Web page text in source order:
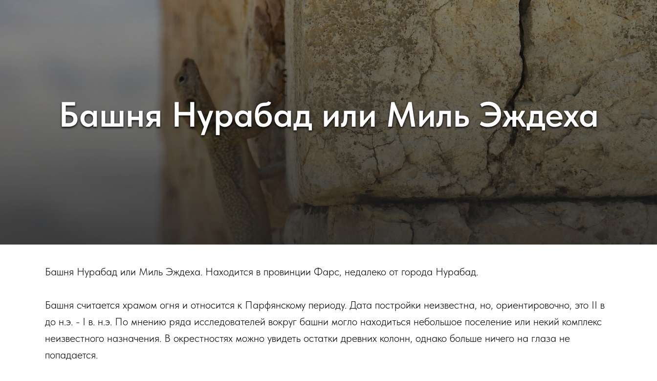
Башня Нурабад или Миль Эждеха
Башня Нурабад или Миль Эждеха. Находится в провинции Фарс, недалеко от города Нурабад.
Башня считается храмом огня и относится к Парфянскому периоду. Дата постройки неизвестна, но, ориентировочно, это II в
до н.э. - I в. н.э. По мнению ряда исследователей вокруг башни могло находиться небольшое поселение или некий комплекс
неизвестного назначения. В окрестностях можно увидеть остатки древних колонн, однако больше ничего на глаза не
попадается.